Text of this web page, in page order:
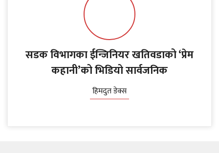
सडक विभागका ईन्जिनियर खतिवडाको ‘प्रेम
कहानी’को भिडियो सार्वजनिक
हिमदुत डेक्स